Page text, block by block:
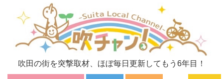
吹田の街を突撃取材、ほぼ毎日更新してもう6年目！